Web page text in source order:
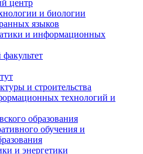
центр
и биологии
языков
и информационных
и строительства
технологий и
образования
обучения и
и энергетики